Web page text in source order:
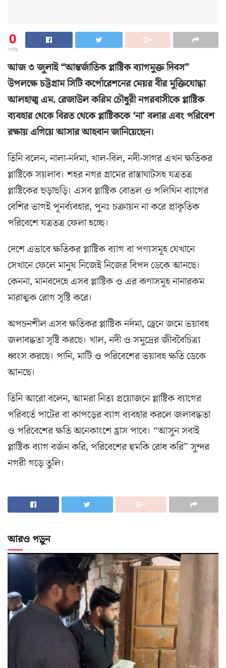
0
শেয়ার
আজ ৩ জুলাই “আন্তর্জাতিক প্লাষ্টিক ব্যাগমুক্ত দিবস”
উপলক্ষে চট্টগ্রাম সিটি কর্পোরেশনের মেয়র বীর মুক্তিযোদ্ধা
আলহাজ্ব এম. রেজাউল করিম চৌধুরী নগরবাসীকে প্লাষ্টিক
ব্যবহার থেকে বিরত থেকে প্লাষ্টিককে ‘না’ বলার এবং পরিবেশ
রক্ষায় এগিয়ে আসার আহবান জানিয়েছেন।
তিনি বলেন, নালা-নর্দমা, খাল-বিল, নদী-সাগর এখন ক্ষতিকর
প্লাষ্টিকে সয়লাব। শহর নগর গ্রামের রাস্তাঘাটসহ যত্রতত্র
প্লাষ্টিকের ছড়াছড়ি। এসব প্লাষ্টিক বোতল ও পলিথিন ব্যাগের
বেশির ভাগই পূনর্ব্যবহার, পুনঃ চক্রায়ন না করে প্রাকৃতিক
পরিবেশে যত্রতত্র ফেলা হচ্ছে।
দেশে এভাবে ক্ষতিকর প্লাষ্টিক ব্যাগ বা পণ্যসমূহ যেখানে
সেখানে ফেলে মানুষ নিজেই নিজের বিপদ ডেকে আনছে।
কেননা, মানবদেহে এসব প্লাষ্টিক ও এর কণাসমূহ নানারকম
মারাত্মক রোগ সৃষ্টি করে।
অপচনশীল এসব ক্ষতিকর প্লাষ্টিক নর্দমা, ড্রেনে জমে ভয়াবহ
জলাবদ্ধতা সৃষ্টি করছে। খাল, নদী ও সমুদ্রের জীববৈচিত্র্য
ধ্বংস করছে। পানি, মাটি ও পরিবেশের ভয়াবহ ক্ষতি ডেকে
আনছে।
তিনি আরো বলেন, আমরা নিত্য প্রয়োজনে প্লাষ্টিক ব্যাগের
পরিবর্তে পাটের বা কাপড়ের ব্যাগ ব্যবহার করলে জলাবদ্ধতা
ও পরিবেশের ক্ষতি অনেকাংশে হ্রাস পাবে। “আসুন সবাই
প্লাষ্টিক ব্যাগ বর্জন করি, পরিবেশের হুমকি রোধ করি” সুন্দর
নগরী গড়ে তুলি।
আরও পড়ুন